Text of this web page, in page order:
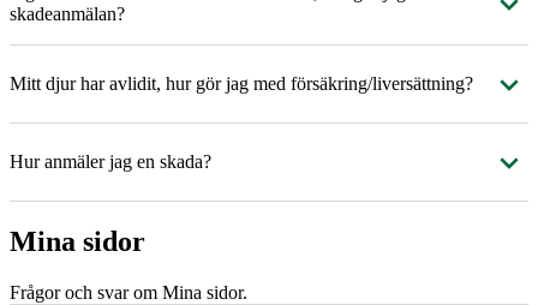
skadeanmälan?
Mitt djur har avlidit, hur gör jag med försäkring/liversättning?
Hur anmäler jag en skada?
Mina sidor
Frågor och svar om Mina sidor.